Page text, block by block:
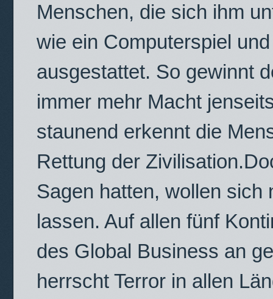
Menschen, die sich ihm
wie ein Computerspiel
ausgestattet. So gewinnt
immer mehr Macht
staunend erkennt die
Rettung der
Sagen hatten, wollen sich
lassen. Auf allen fünf
des Global Business an
herrscht Terror in allen